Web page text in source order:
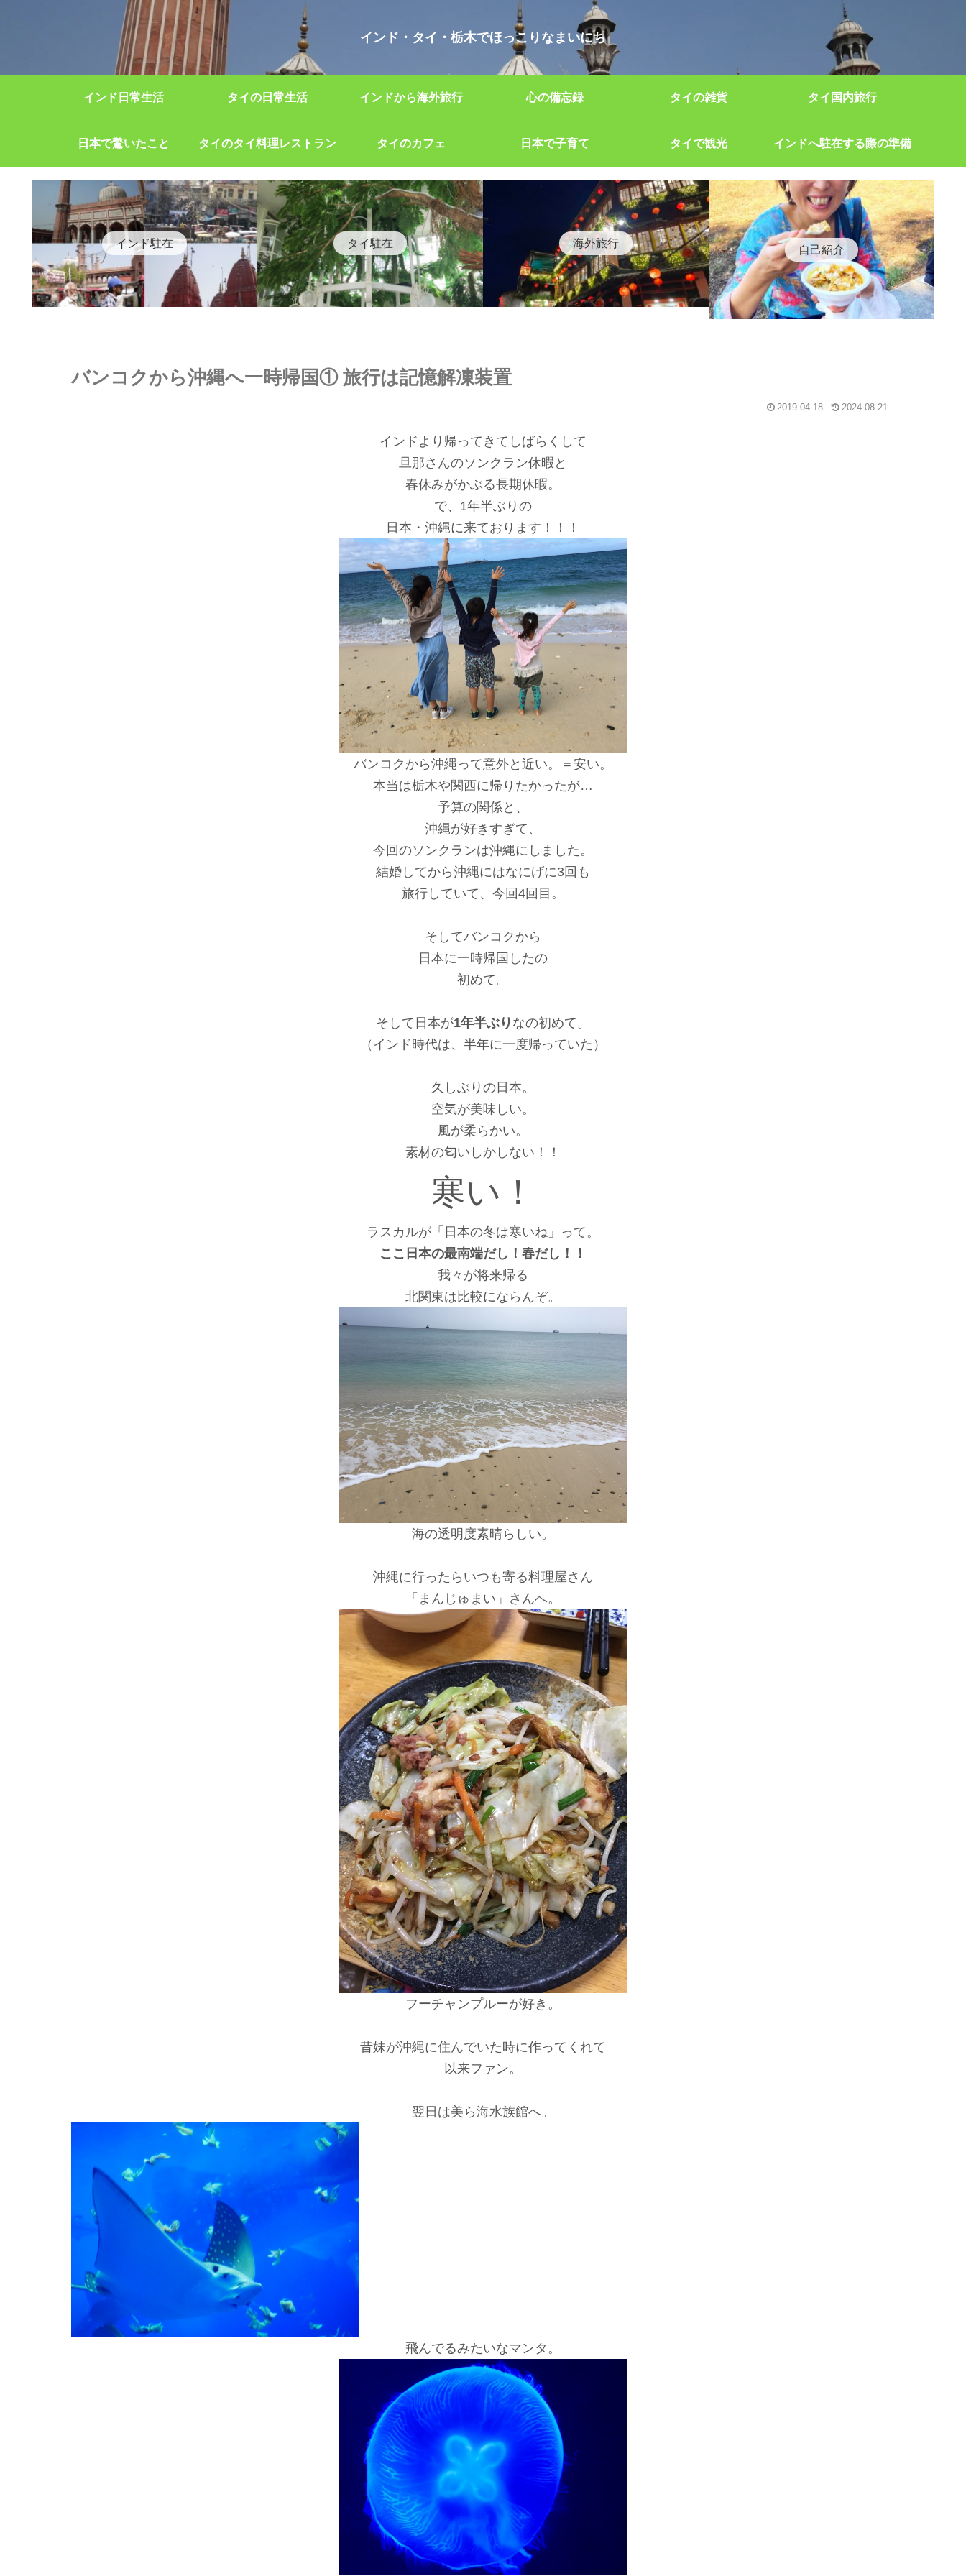
インド・タイ・栃木でほっこりなまいにち
インド日常生活 タイの日常生活 インドから海外旅行 心の備忘録 タイの雑貨 タイ国内旅行
日本で驚いたこと タイのタイ料理レストラン タイのカフェ 日本で子育て タイで観光 インドへ駐在する際の準備
インド駐在 タイ駐在 海外旅行 自己紹介
バンコクから沖縄へ一時帰国① 旅行は記憶解凍装置
2019.04.18 2024.08.21
インドより帰ってきてしばらくして
旦那さんのソンクラン休暇と
春休みがかぶる長期休暇。
で、1年半ぶりの
日本・沖縄に来ております！！！
バンコクから沖縄って意外と近い。＝安い。
本当は栃木や関西に帰りたかったが…
予算の関係と、
沖縄が好きすぎて、
今回のソンクランは沖縄にしました。
結婚してから沖縄にはなにげに3回も
旅行していて、今回4回目。
そしてバンコクから
日本に一時帰国したの
初めて。
そして日本が1年半ぶり なの初めて。
（インド時代は、 半年に一度帰っていた）
久しぶりの日本。
空気が美味しい。
風が柔らかい。
素材の匂いしかしない！！
寒い！
ラスカルが「日本の冬は寒いね」って。
ここ日本の最南端だし！春だし！！
我々が将来帰る
北関東は比較にならんぞ。
海の透明度素晴らしい。
沖縄に行ったらいつも寄る料理屋さん
「まんじゅまい」さんへ。
フーチャンプルーが好き。
昔妹が沖縄に住んでいた時に作ってくれて
以来ファン。
翌日は美ら海水族館へ。
飛んでるみたいなマンタ。